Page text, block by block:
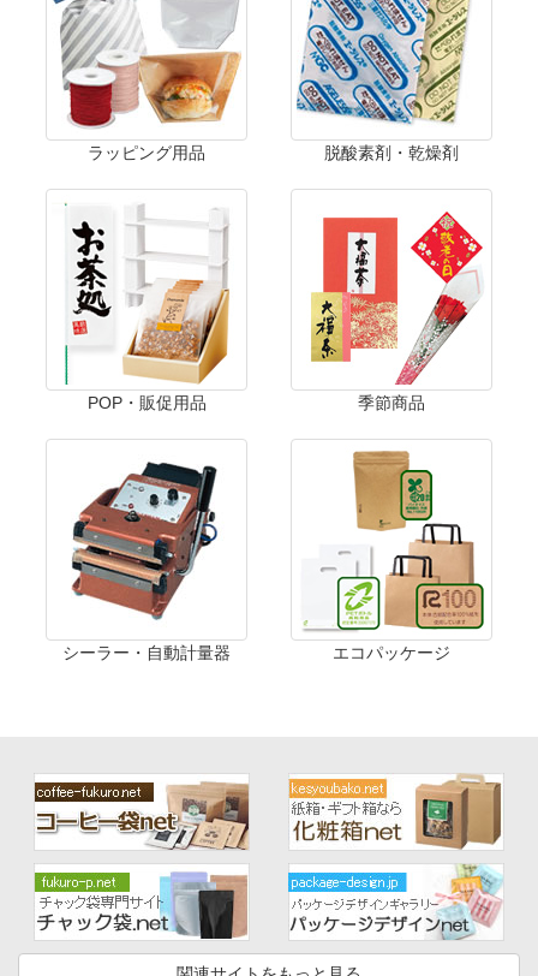
ラッピング用品 脱酸素剤・乾燥剤
POP・販促用品 季節商品
シーラー・自動計量器 エコパッケージ